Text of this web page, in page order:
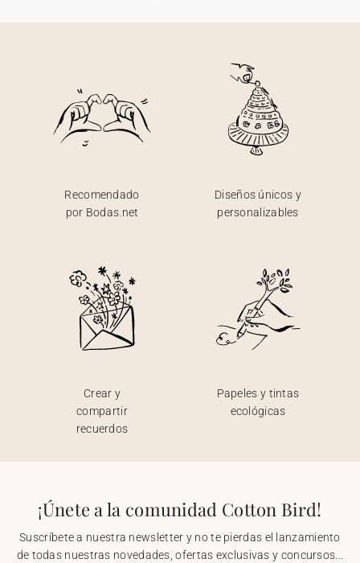
Recomendado
por Bodas.net
Diseños únicos y
personalizables
Crear y
compartir
recuerdos
Papeles y tintas
ecológicas
¡Únete a la comunidad Cotton Bird!
Suscríbete a nuestra newsletter y no te pierdas el lanzamiento
de todas nuestras novedades, ofertas exclusivas y concursos...